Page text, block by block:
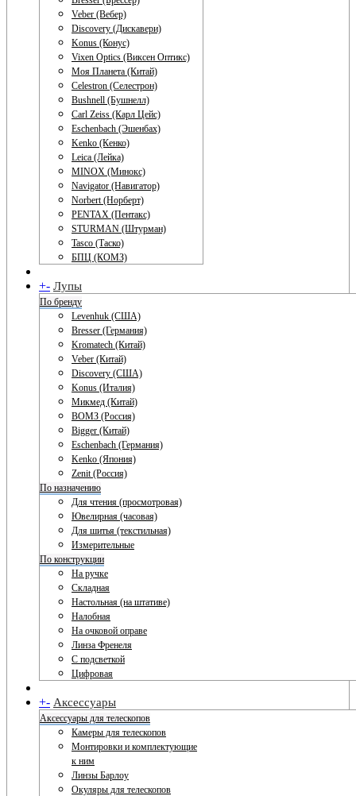
Veber (Вебер)
Discovery (Дискавери)
Konus (Конус)
Vixen Optics (Виксен Оптикс)
Моя Планета (Китай)
Celestron (Селестрон)
Bushnell (Бушнелл)
Carl Zeiss (Карл Цейс)
Eschenbach (Эшенбах)
Kenko (Кенко)
Leica (Лейка)
MINOX (Минокс)
Navigator (Навигатор)
Norbert (Норберт)
PENTAX (Пентакс)
STURMAN (Штурман)
Tasco (Таско)
БПЦ (КОМЗ)
+- Лупы
По бренду
Levenhuk (США)
Bresser (Германия)
Kromatech (Китай)
Veber (Китай)
Discovery (США)
Konus (Италия)
Микмед (Китай)
ВОМЗ (Россия)
Bigger (Китай)
Eschenbach (Германия)
Kenko (Япония)
Zenit (Россия)
По назначению
Для чтения (просмотровая)
Ювелирная (часовая)
Для шитья (текстильная)
Измерительные
По конструкции
На ручке
Складная
Настольная (на штативе)
Налобная
На очковой оправе
Линза Френеля
С подсветкой
Цифровая
+- Аксессуары
Аксессуары для телескопов
Камеры для телескопов
Монтировки и комплектующие
к ним
Линзы Барлоу
Окуляры для телескопов